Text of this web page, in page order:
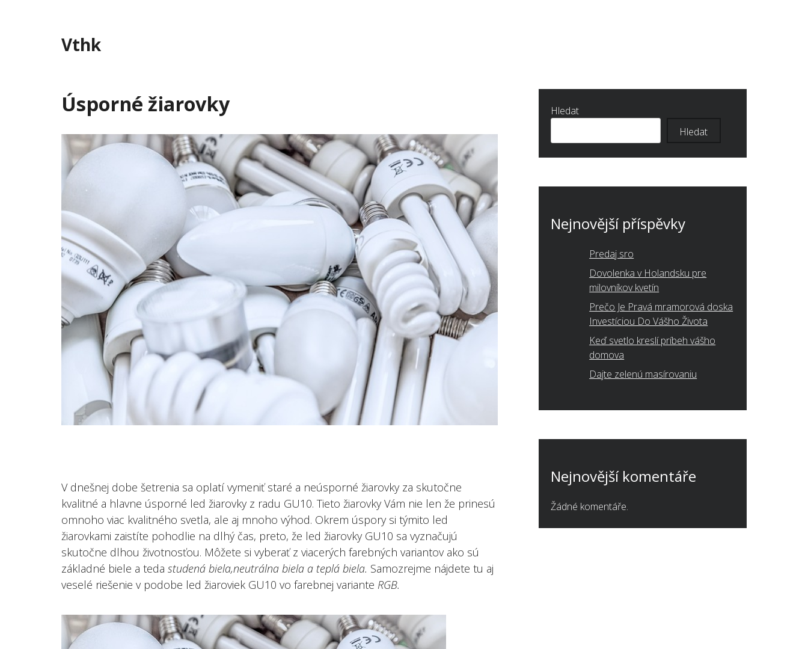
Vthk
Úsporné žiarovky
V dnešnej dobe šetrenia sa oplatí vymeniť staré a neúsporné žiarovky za skutočne
kvalitné a hlavne úsporné led žiarovky z radu GU10. Tieto žiarovky Vám nie len že prinesú
omnoho viac kvalitného svetla, ale aj mnoho výhod. Okrem úspory si týmito led
žiarovkami zaistíte pohodlie na dlhý čas, preto, že led žiarovky GU10 sa vyznačujú
skutočne dlhou životnosťou. Môžete si vyberať z viacerých farebných variantov ako sú
základné biele a teda studená biela,neutrálna biela a teplá biela. Samozrejme nájdete tu aj
veselé riešenie v podobe led žiaroviek GU10 vo farebnej variante RGB.
Hledat
Hledat
Nejnovější příspěvky
Predaj sro
Dovolenka v Holandsku pre
milovníkov kvetín
Prečo Je Pravá mramorová doska
Investíciou Do Vášho Života
Keď svetlo kreslí príbeh vášho
domova
Dajte zelenú masírovaniu
Nejnovější komentáře
Žádné komentáře.